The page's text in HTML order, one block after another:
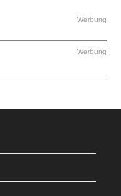
Werbung
Werbung